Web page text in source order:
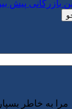
مرا به خاطر بسپار